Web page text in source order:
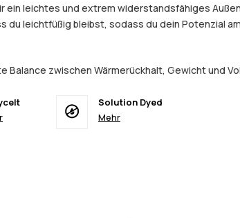
ein leichtes und extrem widerstandsfähiges
du leichtfüßig bleibst, sodass du dein Potenzial
zwischen Wärmerückhalt, Gewicht und
Solution Dyed
Mehr